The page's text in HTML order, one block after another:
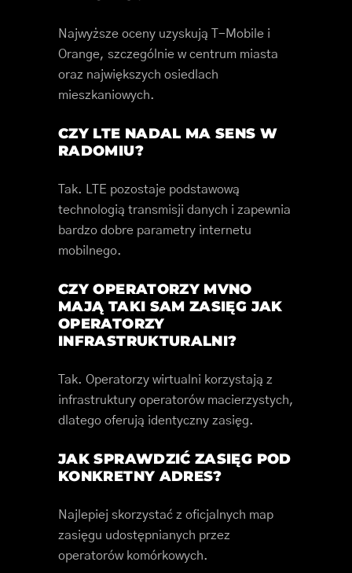
Najwyższe oceny uzyskują T-Mobile i
Orange, szczególnie w centrum miasta
oraz największych osiedlach
mieszkaniowych.
CZY LTE NADAL MA SENS W
RADOMIU?
Tak. LTE pozostaje podstawową
technologią transmisji danych i zapewnia
bardzo dobre parametry internetu
mobilnego.
CZY OPERATORZY MVNO
MAJĄ TAKI SAM ZASIĘG JAK
OPERATORZY
INFRASTRUKTURALNI?
Tak. Operatorzy wirtualni korzystają z
infrastruktury operatorów macierzystych,
dlatego oferują identyczny zasięg.
JAK SPRAWDZIĆ ZASIĘG POD
KONKRETNY ADRES?
Najlepiej skorzystać z oficjalnych map
zasięgu udostępnianych przez
operatorów komórkowych.